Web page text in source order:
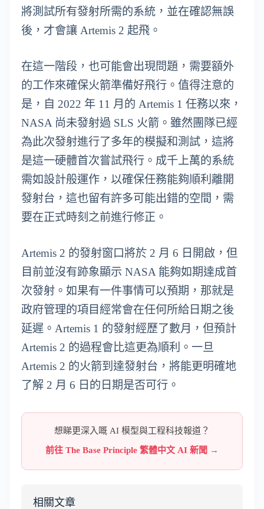
將測試所有發射所需的系統，並在確認無誤
後，才會讓 Artemis 2 起飛。
在這一階段，也可能會出現問題，需要額外
的工作來確保火箭準備好飛行。值得注意的
是，自 2022 年 11 月的 Artemis 1 任務以來，
NASA 尚未發射過 SLS 火箭。雖然團隊已經
為此次發射進行了多年的模擬和測試，這將
是這一硬體首次嘗試飛行。成千上萬的系統
需如設計般運作，以確保任務能夠順利離開
發射台，這也留有許多可能出錯的空間，需
要在正式時刻之前進行修正。
Artemis 2 的發射窗口將於 2 月 6 日開啟，但
目前並沒有跡象顯示 NASA 能夠如期達成首
次發射。如果有一件事情可以預期，那就是
政府管理的項目經常會在任何所給日期之後
延遲。Artemis 1 的發射經歷了數月，但預計
Artemis 2 的過程會比這更為順利。一旦
Artemis 2 的火箭到達發射台，將能更明確地
了解 2 月 6 日的日期是否可行。
想睇更深入嘅 AI 模型與工程科技報道？
前往 The Base Principle 繁體中文 AI 新聞 →
相關文章